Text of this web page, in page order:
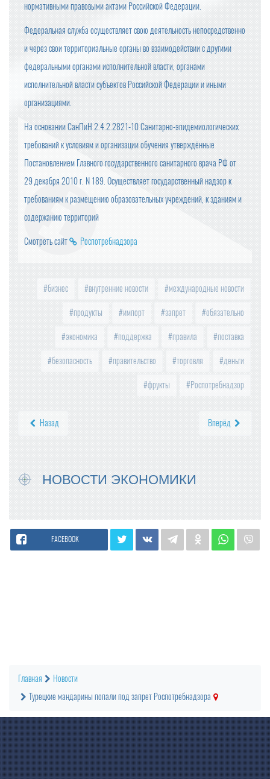
нормативными правовыми актами Российской Федерации.
Федеральная служба осуществляет свою деятельность непосредственно
и через свои территориальные органы во взаимодействии с другими
федеральными органами исполнительной власти, органами
исполнительной власти субъектов Российской Федерации и иными
организациями.
На основании СанПиН 2.4.2.2821-10 Санитарно-эпидемиологических
требований к условиям и организации обучения утверждённые
Постановлением Главного государственного санитарного врача РФ от
29 декабря 2010 г. N 189. Осуществляет государственный надзор к
требованиям к размещению образовательных учреждений, к зданиям и
содержанию территорий
Смотреть сайт Роспотребнадзора
бизнес внутренние новости международные новости
продукты импорт запрет обязательно
экономика поддержка правила поставка
безопасность правительство торговля деньги
фрукты Роспотребнадзор
Назад Вперёд
НОВОСТИ ЭКОНОМИКИ
FACEBOOK
Главная
Новости
Турецкие мандарины попали под запрет Роспотребнадзора